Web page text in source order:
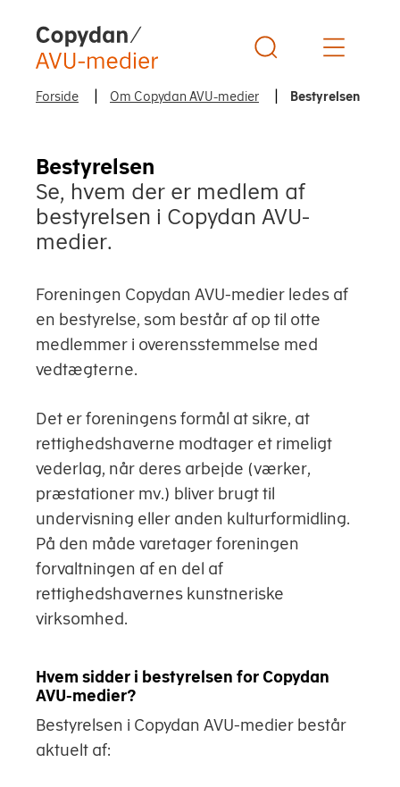
Copydan Logo
Forside Om Copydan AVU-medier Bestyrelsen
Bestyrelsen
Se, hvem der er medlem af
bestyrelsen i Copydan AVU-
medier.
Foreningen Copydan AVU-medier ledes af
en bestyrelse, som består af op til otte
medlemmer i overensstemmelse med
vedtægterne.
Det er foreningens formål at sikre, at
rettighedshaverne modtager et rimeligt
vederlag, når deres arbejde (værker,
præstationer mv.) bliver brugt til
undervisning eller anden kulturformidling.
På den måde varetager foreningen
forvaltningen af en del af
rettighedshavernes kunstneriske
virksomhed.
Hvem sidder i bestyrelsen for Copydan
AVU-medier?
Bestyrelsen i Copydan AVU-medier består
aktuelt af: